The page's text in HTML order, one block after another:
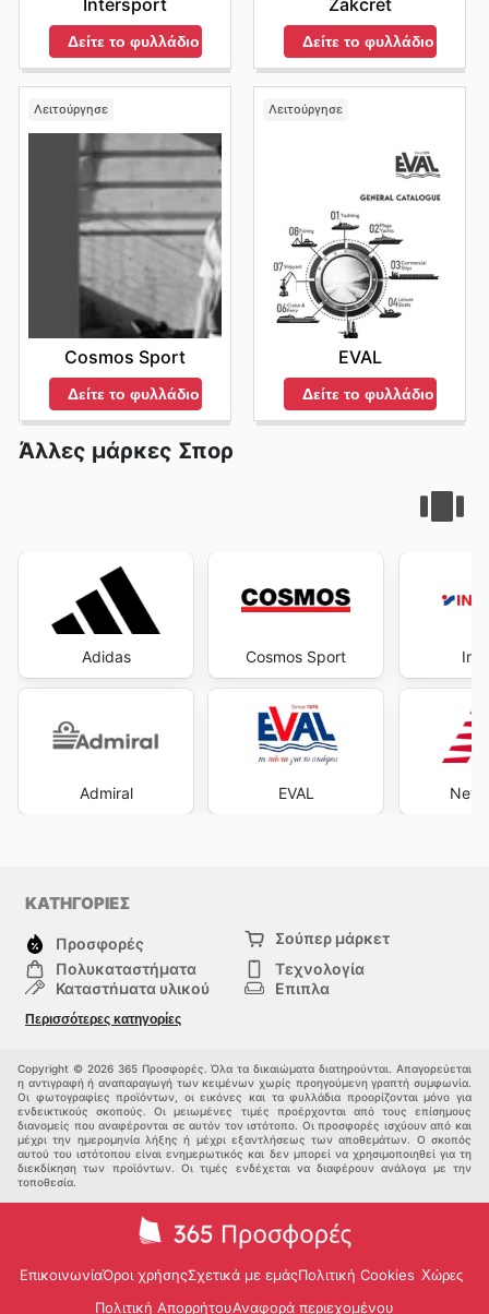
Δείτε το φυλλάδιο Δείτε το φυλλάδιο
Λειτούργησε
Cosmos Sport
Δείτε το φυλλάδιο
Λειτούργησε
EVAL
Δείτε το φυλλάδιο
Άλλες μάρκες Σπορ
Adidas
Admiral
Cosmos Sport
EVAL New
ΚΑΤΗΓΟΡΙΕΣ
Προσφορές
Σούπερ μάρκετ
Πολυκαταστήματα
Τεχνολογία
Καταστήματα υλικού
Επιπλα
μόδα
Σπορ
Περισσότερες κατηγορίες
Copyright © 2026 365 Προσφορές. Όλα τα δικαιώματα διατηρούνται. Απαγορεύεται
η αντιγραφή ή αναπαραγωγή των κειμένων χωρίς προηγούμενη γραπτή συμφωνία.
Οι φωτογραφίες προϊόντων, οι εικόνες και τα φυλλάδια προορίζονται μόνο για
ενδεικτικούς σκοπούς. Οι μειωμένες τιμές προέρχονται από τους επίσημους
διανομείς που αναφέρονται σε αυτόν τον ιστότοπο. Οι προσφορές ισχύουν από και
μέχρι την ημερομηνία λήξης ή μέχρι εξαντλήσεως των αποθεμάτων. Ο σκοπός
αυτού του ιστότοπου είναι ενημερωτικός και δεν μπορεί να χρησιμοποιηθεί για τη
διεκδίκηση των προϊόντων. Οι τιμές ενδέχεται να διαφέρουν ανάλογα με την
τοποθεσία.
ΕπικοινωνίαΌροι χρήσηςΣχετικά με εμάςΠολιτική Cookies Χώρες
Πολιτική ΑπορρήτουΑναφορά περιεχομένου